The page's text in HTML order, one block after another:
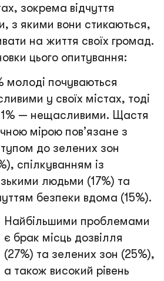
зокрема відчуття
з якими вони стикаються,
на життя своїх громад.
цього опитування:
молоді почуваються
у своїх містах, тоді
— нещасливими. Щастя
мірою пов’язане з
до зелених зон
спілкуванням із
людьми (17%) та
безпеки вдома (15%).
Найбільшими проблемами
є брак місць дозвілля
(27%) та зелених зон (25%),
а також високий рівень